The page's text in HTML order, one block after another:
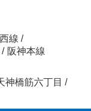
線 /
/ 阪神本線
神橋筋六丁目 /